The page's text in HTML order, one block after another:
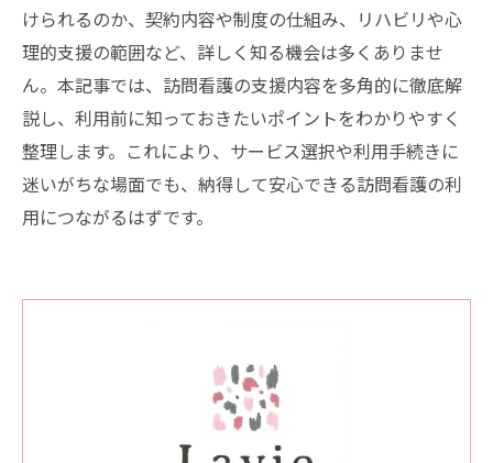
けられるのか、契約内容や制度の仕組み、リハビリや心
理的支援の範囲など、詳しく知る機会は多くありませ
ん。本記事では、訪問看護の支援内容を多角的に徹底解
説し、利用前に知っておきたいポイントをわかりやすく
整理します。これにより、サービス選択や利用手続きに
迷いがちな場面でも、納得して安心できる訪問看護の利
用につながるはずです。